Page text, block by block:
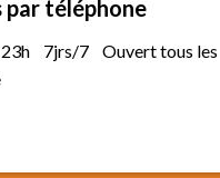
téléphone
23h 7jrs/7 Ouvert tous les